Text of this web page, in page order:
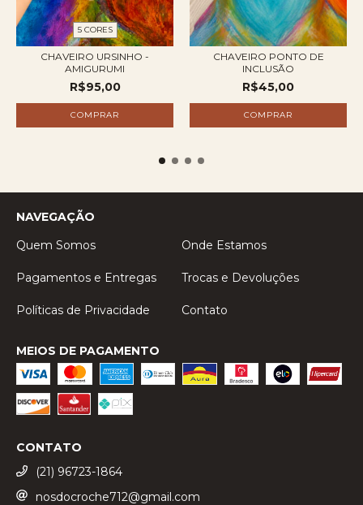
5 CORES
CHAVEIRO URSINHO -
AMIGURUMI
R$95,00
COMPRAR
CHAVEIRO PONTO DE
INCLUSÃO
R$45,00
NAVEGAÇÃO
Quem Somos
Onde Estamos
Pagamentos e Entregas Trocas e Devoluções
Políticas de Privacidade Contato
MEIOS DE PAGAMENTO
CONTATO
(21) 96723-1864
nosdocroche712@gmail.com